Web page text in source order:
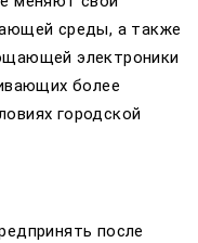
среды, а также
электроники
более
городской
после